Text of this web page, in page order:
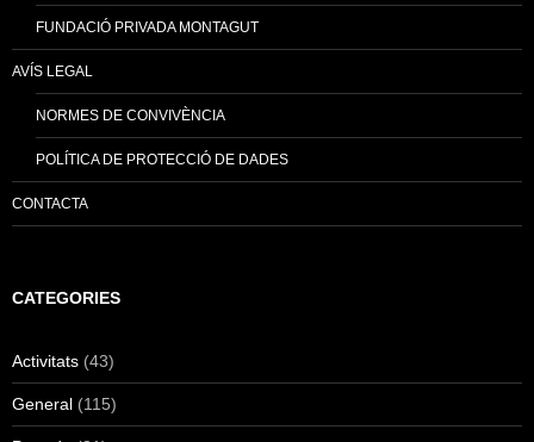
FUNDACIÓ PRIVADA MONTAGUT
AVÍS LEGAL
NORMES DE CONVIVÈNCIA
POLÍTICA DE PROTECCIÓ DE DADES
CONTACTA
CATEGORIES
Activitats (43)
General (115)